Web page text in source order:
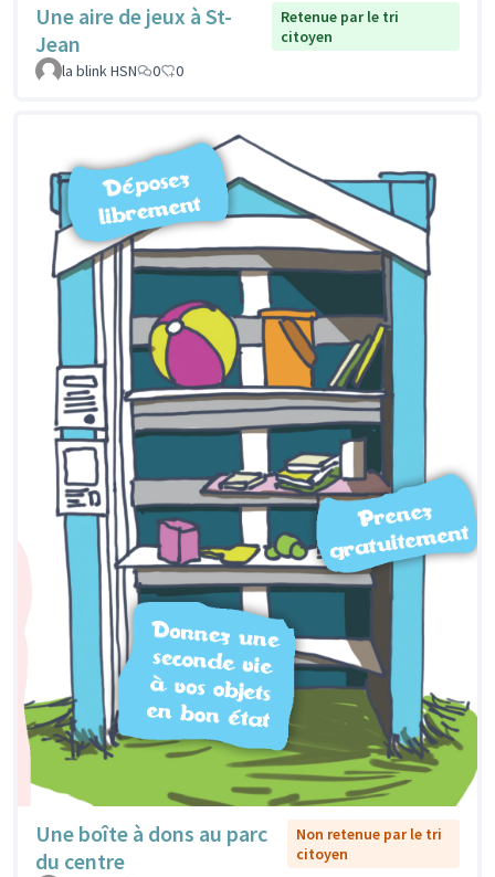
Une aire de jeux à St-
Jean
Retenue par le tri
citoyen
la blink HSN
0 0
Une boîte à dons au parc
du centre
Non retenue par le tri
citoyen